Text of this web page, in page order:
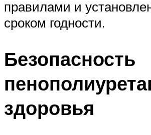
правилами и
сроком годности.
Безопасность
здоровья